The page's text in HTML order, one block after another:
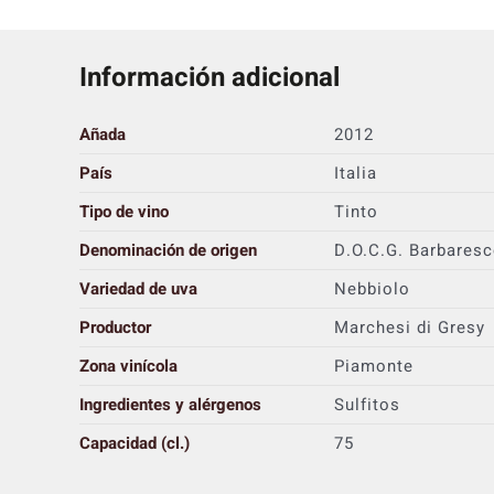
Información adicional
Añada
2012
País
Italia
Tipo de vino
Tinto
Denominación de origen
D.O.C.G.
Variedad de uva
Nebbiolo
Productor
Marchesi di Gresy
Zona vinícola
Piamonte
Ingredientes y alérgenos
Sulfitos
Capacidad (cl.)
75